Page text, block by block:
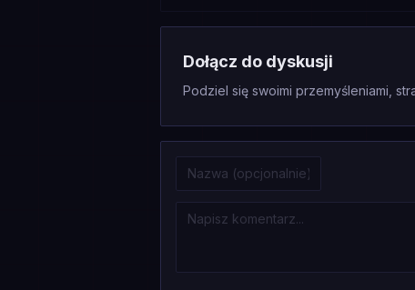
Dołącz do dyskusji
Podziel się swoimi przemyśleniami,